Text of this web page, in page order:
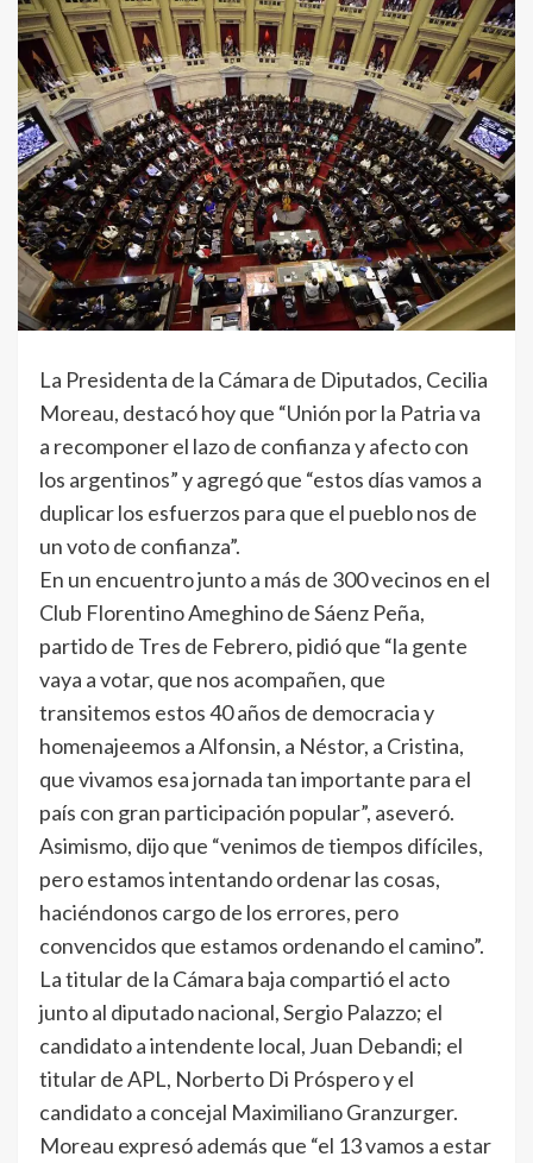
La Presidenta de la Cámara de Diputados, Cecilia
Moreau, destacó hoy que “Unión por la Patria va
a recomponer el lazo de confianza y afecto con
los argentinos” y agregó que “estos días vamos a
duplicar los esfuerzos para que el pueblo nos de
un voto de confianza”.
En un encuentro junto a más de 300 vecinos en el
Club Florentino Ameghino de Sáenz Peña,
partido de Tres de Febrero, pidió que “la gente
vaya a votar, que nos acompañen, que
transitemos estos 40 años de democracia y
homenajeemos a Alfonsin, a Néstor, a Cristina,
que vivamos esa jornada tan importante para el
país con gran participación popular”, aseveró.
Asimismo, dijo que “venimos de tiempos difíciles,
pero estamos intentando ordenar las cosas,
haciéndonos cargo de los errores, pero
convencidos que estamos ordenando el camino”.
La titular de la Cámara baja compartió el acto
junto al diputado nacional, Sergio Palazzo; el
candidato a intendente local, Juan Debandi; el
titular de APL, Norberto Di Próspero y el
candidato a concejal Maximiliano Granzurger.
Moreau expresó además que “el 13 vamos a estar